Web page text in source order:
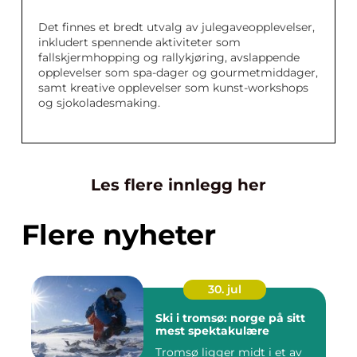
Det finnes et bredt utvalg av julegaveopplevelser,
inkludert spennende aktiviteter som
fallskjermhopping og rallykjøring, avslappende
opplevelser som spa-dager og gourmetmiddager,
samt kreative opplevelser som kunst-workshops
og sjokoladesmaking.
Les flere innlegg her
Flere nyheter
30. jul
Ski i tromsø: norge på sitt
mest spektakulære
Tromsø ligger midt i et av